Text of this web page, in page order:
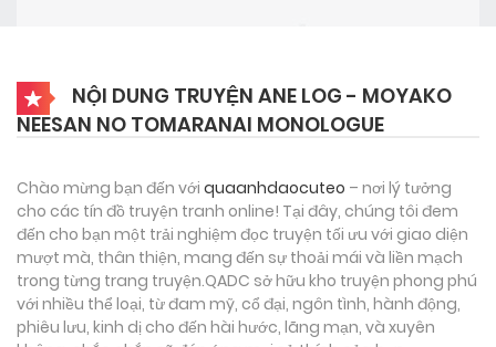
NỘI DUNG TRUYỆN ANE LOG - MOYAKO
NEESAN NO TOMARANAI MONOLOGUE
Chào mừng bạn đến với quaanhdaocuteo – nơi lý tưởng
cho các tín đồ truyện tranh online! Tại đây, chúng tôi đem
đến cho bạn một trải nghiệm đọc truyện tối ưu với giao diện
mượt mà, thân thiện, mang đến sự thoải mái và liền mạch
trong từng trang truyện.QADC sở hữu kho truyện phong phú
với nhiều thể loại, từ đam mỹ, cổ đại, ngôn tình, hành động,
phiêu lưu, kinh dị cho đến hài hước, lãng mạn, và xuyên